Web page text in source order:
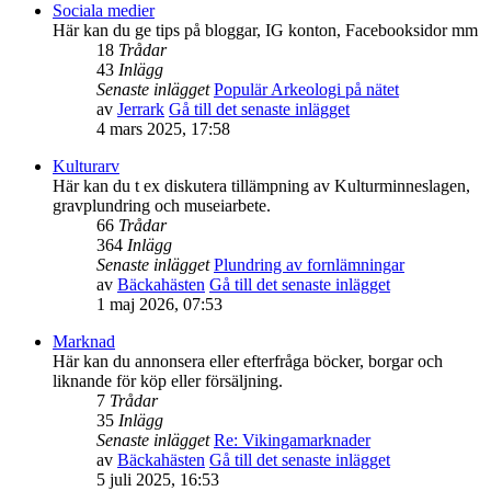
Sociala medier
Här kan du ge tips på bloggar, IG konton, Facebooksidor mm
18 Trådar
43 Inlägg
Senaste inlägget Populär Arkeologi på nätet
av Jerrark Gå till det senaste inlägget
4 mars 2025, 17:58
Kulturarv
Här kan du t ex diskutera tillämpning av Kulturminneslagen,
gravplundring och museiarbete.
66 Trådar
364 Inlägg
Senaste inlägget Plundring av fornlämningar
av Bäckahästen Gå till det senaste inlägget
1 maj 2026, 07:53
Marknad
Här kan du annonsera eller efterfråga böcker, borgar och
liknande för köp eller försäljning.
7 Trådar
35 Inlägg
Senaste inlägget Re: Vikingamarknader
av Bäckahästen Gå till det senaste inlägget
5 juli 2025, 16:53